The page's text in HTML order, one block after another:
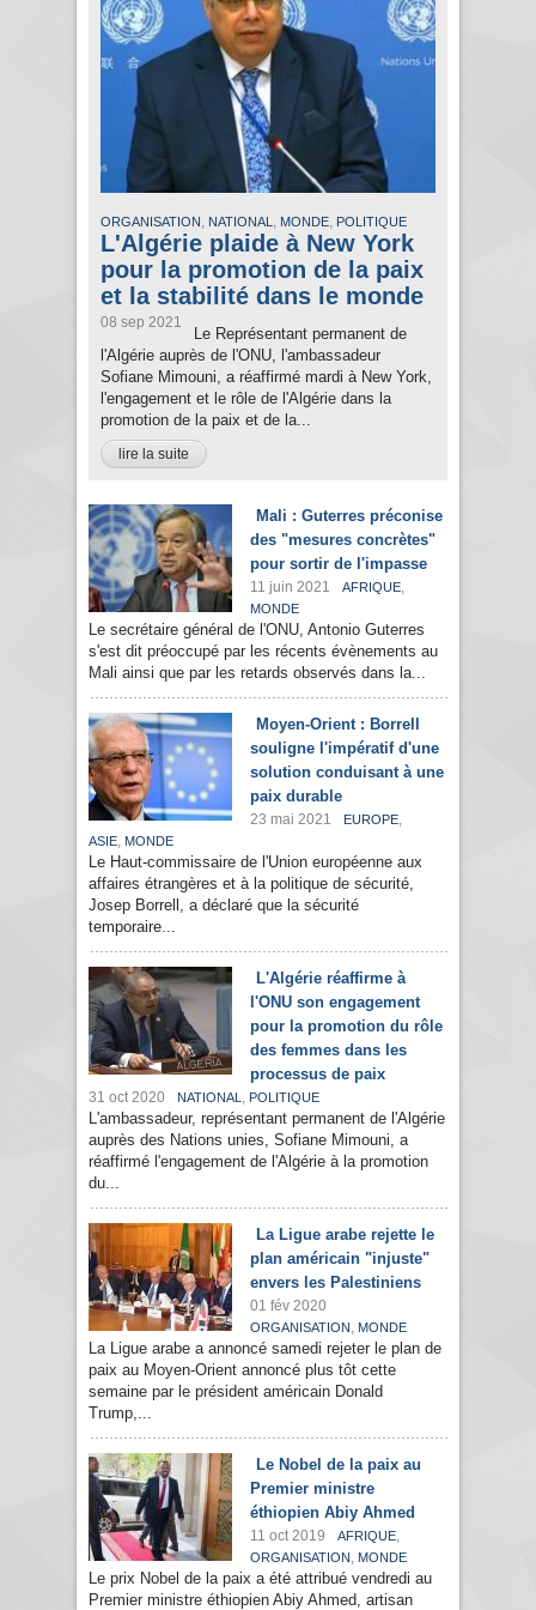
ORGANISATION , NATIONAL , MONDE, POLITIQUE
L'Algérie plaide à New York
pour la promotion de la paix
et la stabilité dans le monde
08 sep 2021
Le Représentant permanent de
l'Algérie auprès de l'ONU, l'ambassadeur
Sofiane Mimouni, a réaffirmé mardi à New York,
l'engagement et le rôle de l'Algérie dans la
promotion de la paix et de la...
lire la suite
Mali : Guterres préconise
des "mesures concrètes"
pour sortir de l'impasse
11 juin 2021 AFRIQUE,
MONDE
Le secrétaire général de l'ONU, Antonio Guterres
s'est dit préoccupé par les récents évènements au
Mali ainsi que par les retards observés dans la...
Moyen-Orient : Borrell
souligne l'impératif d'une
solution conduisant à une
paix durable
23 mai 2021 EUROPE,
ASIE, MONDE
Le Haut-commissaire de l'Union européenne aux
affaires étrangères et à la politique de sécurité,
Josep Borrell, a déclaré que la sécurité
temporaire...
L'Algérie réaffirme à
l'ONU son engagement
pour la promotion du rôle
des femmes dans les
processus de paix
31 oct 2020 NATIONAL , POLITIQUE
L'ambassadeur, représentant permanent de l'Algérie
auprès des Nations unies, Sofiane Mimouni, a
réaffirmé l'engagement de l'Algérie à la promotion
du...
La Ligue arabe rejette le
plan américain "injuste"
envers les Palestiniens
01 fév 2020
ORGANISATION , MONDE
La Ligue arabe a annoncé samedi rejeter le plan de
paix au Moyen-Orient annoncé plus tôt cette
semaine par le président américain Donald
Trump,...
Le Nobel de la paix au
Premier ministre
éthiopien Abiy Ahmed
11 oct 2019 AFRIQUE,
ORGANISATION , MONDE
Le prix Nobel de la paix a été attribué vendredi au
Premier ministre éthiopien Abiy Ahmed, artisan